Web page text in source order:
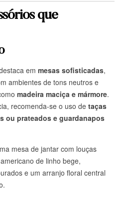
que
em mesas sofisticadas,
ambientes de tons neutros e
madeira maciça e mármore.
recomenda-se o uso de taças
ou prateados e guardanapos
mesa de jantar com louças
de linho bege,
e um arranjo floral central